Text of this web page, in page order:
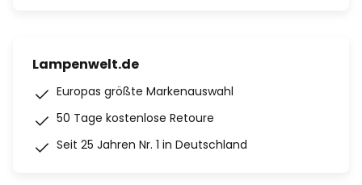
Lampenwelt.de
Europas größte Markenauswahl
50 Tage kostenlose Retoure
Seit 25 Jahren Nr. 1 in Deutschland